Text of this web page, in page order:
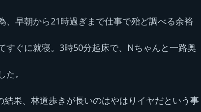
、早朝から21時過ぎまで仕事で殆ど調べる余裕
すぐに就寝。3時50分起床で、Nちゃんと一路奥
。
結果、林道歩きが長いのはやはりイヤだという事